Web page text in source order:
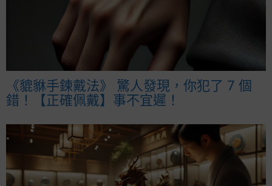
《貔貅手鍊戴法》 驚人發現，你犯了 7 個
錯！【正確佩戴】事不宜遲！